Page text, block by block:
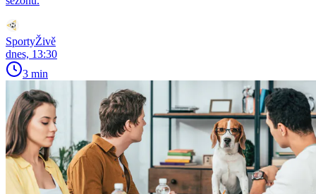
SportyŽivě
dnes, 13:30
3 min